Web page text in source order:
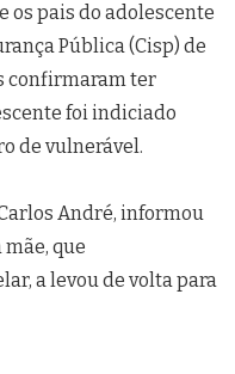
os pais do adolescente
Pública (Cisp) de
confirmaram ter
foi indiciado
de vulnerável.
André, informou
que
a levou de volta para